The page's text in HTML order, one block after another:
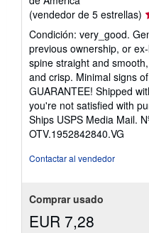
(vendedor de 5 estrellas)
5
5
Condición: very_good.
previous ownership, or
spine straight and
and crisp. Minimal signs
GUARANTEE! Shipped
you're not satisfied with
Ships USPS Media Mail.
OTV.1952842840.VG
Contactar al vendedor
Comprar usado
EUR 7,28